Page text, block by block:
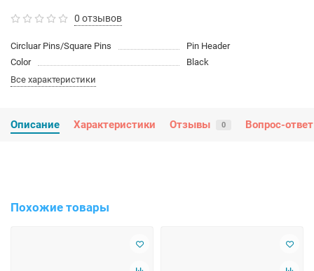
0 отзывов
Circluar Pins/Square Pins
Pin Header
Color
Black
Все характеристики
Описание Характеристики Отзывы 0 Вопрос-ответ
Похожие товары